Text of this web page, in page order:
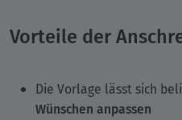
Vorteile der
Die Vorlage lässt sich
Wünschen anpassen